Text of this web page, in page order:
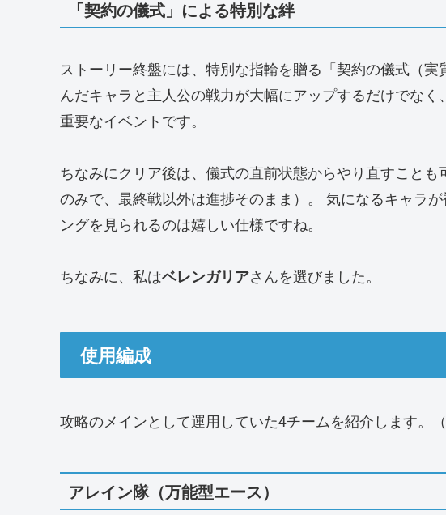
「契約の儀式」による特別な絆
ストーリー終盤には、特別な指輪を贈る「契約の儀式（
んだキャラと主人公の戦力が大幅にアップするだけでな
重要なイベントです。
ちなみにクリア後は、儀式の直前状態からやり直すこと
のみで、最終戦以外は進捗そのまま）。 気になるキャラ
ングを見られるのは嬉しい仕様ですね。
ちなみに、私はベレンガリアさんを選びました。
使用編成
攻略のメインとして運用していた4チームを紹介します。
アレイン隊（万能型エース）